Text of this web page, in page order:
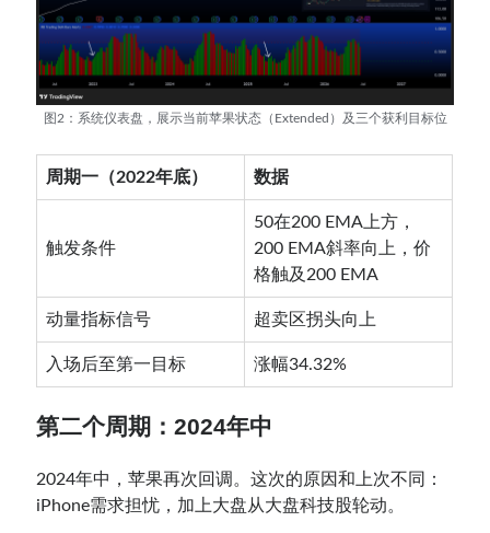
图2：系统仪表盘，展示当前苹果状态（Extended）及三个获利目标位
周期一（2022年底） 数据
触发条件
50在200 EMA上方，
200 EMA斜率向上，价
格触及200 EMA
动量指标信号 超卖区拐头向上
入场后至第一目标 涨幅34.32%
第二个周期：2024年中
2024年中，苹果再次回调。这次的原因和上次不同：
iPhone需求担忧，加上大盘从大盘科技股轮动。